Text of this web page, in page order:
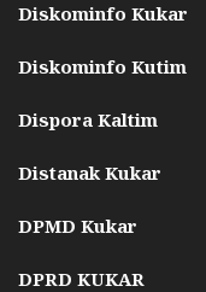
Diskominfo Kukar
Diskominfo Kutim
Dispora Kaltim
Distanak Kukar
DPMD Kukar
DPRD KUKAR